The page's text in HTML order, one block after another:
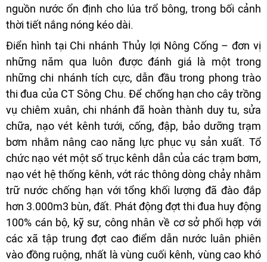
nguồn nước ổn định cho lúa trổ bông, trong bối cảnh
thời tiết nắng nóng kéo dài.
Điển hình tại Chi nhánh Thủy lợi Nông Cống – đơn vị
những năm qua luôn được đánh giá là một trong
những chi nhánh tích cực, dẫn đầu trong phong trào
thi đua của CT Sông Chu. Để chống hạn cho cây trồng
vụ chiêm xuân, chi nhánh đã hoàn thành duy tu, sửa
chữa, nạo vét kênh tưới, cống, đập, bảo dưỡng trạm
bơm nhằm nâng cao năng lực phục vụ sản xuất. Tổ
chức nạo vét một số trục kênh dẫn của các trạm bơm,
nạo vét hệ thống kênh, vớt rác thông dòng chảy nhằm
trữ nước chống hạn với tổng khối lượng đã đào đắp
hơn 3.000m3 bùn, đất. Phát động đợt thi đua huy động
100% cán bộ, kỹ s­ư, công nhân về cơ sở phối hợp với
các xã tập trung đợt cao điểm dẫn n­­ước luân phiên
vào đồng ruộng, nhất là vùng cuối kênh, vùng cao khó